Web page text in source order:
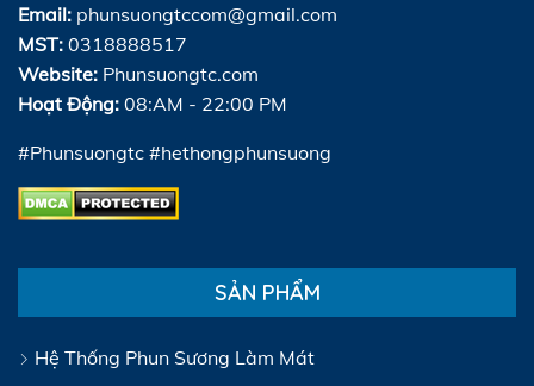
Email: phunsuongtccom@gmail.com
MST: 0318888517
Website: Phunsuongtc.com
Hoạt Động: 08:AM - 22:00 PM
#Phunsuongtc #hethongphunsuong
SẢN PHẨM
Hệ Thống Phun Sương Làm Mát